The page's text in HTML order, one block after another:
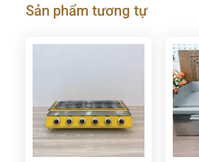
Sản phẩm tương tự